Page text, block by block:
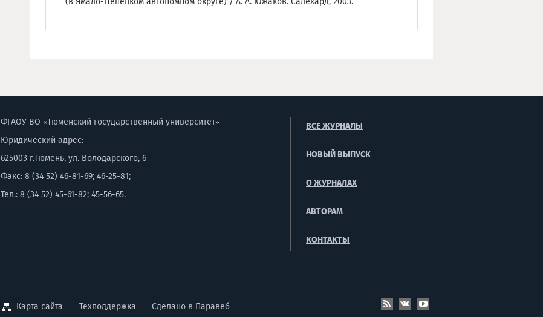
ФГАОУ ВО «Тюменский государственный университет»
Юридический адрес:
625003 г.Тюмень, ул. Володарского, 6
Факс: 8 (34 52) 46-81-69; 46-25-81;
Тел.: 8 (34 52) 45-61-82; 45-56-65.
ВСЕ ЖУРНАЛЫ
НОВЫЙ ВЫПУСК
О ЖУРНАЛАХ
АВТОРАМ
КОНТАКТЫ
Карта сайта Техподдержка Сделано в Паравеб